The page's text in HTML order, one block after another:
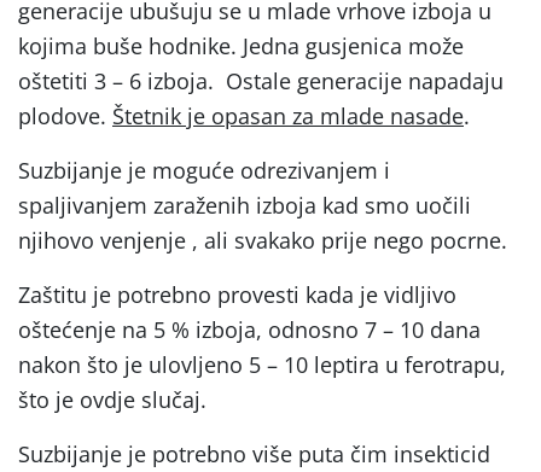
generacije ubušuju se u mlade vrhove izboja u
kojima buše hodnike. Jedna gusjenica može
oštetiti 3 – 6 izboja. Ostale generacije napadaju
plodove. Štetnik je opasan za mlade nasade.
Suzbijanje je moguće odrezivanjem i
spaljivanjem zaraženih izboja kad smo uočili
njihovo venjenje , ali svakako prije nego pocrne.
Zaštitu je potrebno provesti kada je vidljivo
oštećenje na 5 % izboja, odnosno 7 – 10 dana
nakon što je ulovljeno 5 – 10 leptira u ferotrapu,
što je ovdje slučaj.
Suzbijanje je potrebno više puta čim insekticid